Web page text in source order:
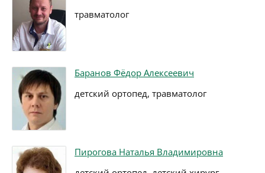
травматолог
Баранов Фёдор Алексеевич
детский ортопед, травматолог
Пирогова Наталья Владимировна